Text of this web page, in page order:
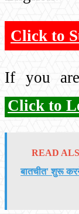
Click to
If you
Click to
READ
बातचीत' शुरू